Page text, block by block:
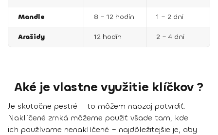
Mandle 8 – 12 hodín 1 – 2 dni
Arašidy 12 hodín 2 – 4 dni
Aké je vlastne využitie klíčkov ?
Je skutočne pestré – to môžem naozaj potvrdiť.
Naklíčené zrnká môžeme použiť všade tam, kde
ich používame nenaklíčené – najdôležitejšie je, aby